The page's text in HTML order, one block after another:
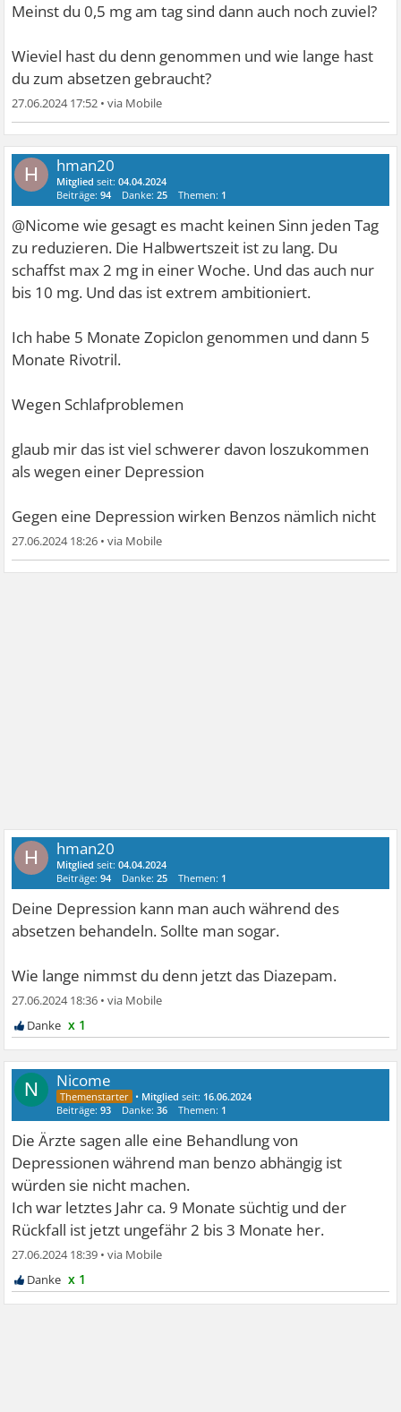
Meinst du 0,5 mg am tag sind dann auch noch zuviel?
Wieviel hast du denn genommen und wie lange hast
du zum absetzen gebraucht?
27.06.2024 17:52 •
H hman20
Mitglied seit:04.04.2024
Beiträge:94 Danke:25 Themen: 1
@Nicome wie gesagt es macht keinen Sinn jeden Tag
zu reduzieren. Die Halbwertszeit ist zu lang. Du
schaffst max 2 mg in einer Woche. Und das auch nur
bis 10 mg. Und das ist extrem ambitioniert.
Ich habe 5 Monate Zopiclon genommen und dann 5
Monate Rivotril.
Wegen Schlafproblemen
glaub mir das ist viel schwerer davon loszukommen
als wegen einer Depression
Gegen eine Depression wirken Benzos nämlich nicht
27.06.2024 18:26 •
H hman20
Mitglied seit:04.04.2024
Beiträge:94 Danke:25 Themen: 1
Deine Depression kann man auch während des
absetzen behandeln. Sollte man sogar.
Wie lange nimmst du denn jetzt das Diazepam.
27.06.2024 18:36 •
x 1
N Nicome
• Mitglied seit: 16.06.2024
Beiträge:93 Danke:36 Themen: 1
Die Ärzte sagen alle eine Behandlung von
Depressionen während man benzo abhängig ist
würden sie nicht machen.
Ich war letztes Jahr ca. 9 Monate süchtig und der
Rückfall ist jetzt ungefähr 2 bis 3 Monate her.
27.06.2024 18:39 •
x 1